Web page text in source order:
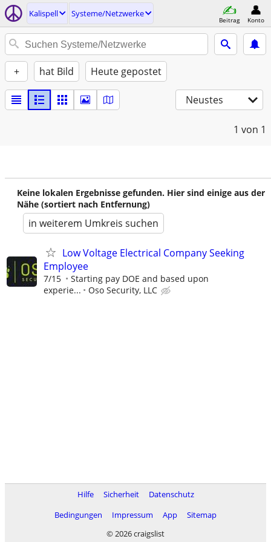
Kalispell Systeme/Netzwerke
Beitrag Konto
+ hat Bild Heute gepostet
Neustes
1 von 1
Keine lokalen Ergebnisse gefunden. Hier sind einige aus der
Nähe (sortiert nach Entfernung)
in weiterem Umkreis suchen
Low Voltage Electrical Company Seeking
Employee
7/15
Starting pay DOE and based upon
experie...
Oso Security, LLC
Hilfe Sicherheit
Datenschutz
Bedingungen
Impressum App
Sitemap
© 2026 craigslist